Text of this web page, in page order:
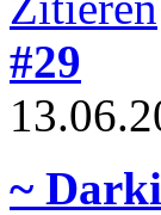
#29
~